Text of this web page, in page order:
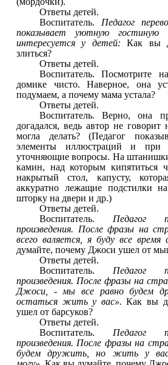
Ответы детей.
Воспитатель. Педагог
показывает уютную
интересуется у детей:Как вы
злиться?
Ответы детей.
Воспитатель. Посмотрите
домике чисто. Наверное, она
подумаем, а почему мама устала?
Ответы детей.
Воспитатель. Верно, она
догадался, ведь автор не
могла делать? (Педагог
элементы иллюстраций и при
уточняющие вопросы. На
камин, над которым кипятиться
накрытый стол, капусту,
аккуратно лежащие подстилки
шторку на двери и др.)
Ответы детей.
Воспитатель. Педагог
произведения. После фразы на
всего валяется, я буду все время
думайте, почему Джоси ушел от
Ответы детей.
Воспитатель. Педагог
произведения. После фразы на
Джоси, - мы все равно будем
остаться жить у вас». Как вы
ушел от барсуков?
Ответы детей.
Воспитатель. Педагог
произведения. После фразы на
будем дружить, но жить у